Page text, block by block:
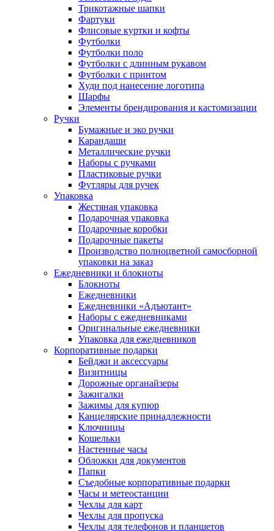
Трикотажные шапки
Фартуки
Флисовые куртки и кофты
Футболки
Футболки поло
Футболки с длинным рукавом
Футболки с принтом
Худи под нанесение логотипа
Шарфы
Элементы брендирования и кастомизации
Ручки
Бумажные и эко ручки
Карандаши
Металлические ручки
Наборы с ручками
Пластиковые ручки
Футляры для ручек
Упаковка
Жестяная упаковка
Подарочная упаковка
Подарочные коробки
Подарочные пакеты
Производство полноцветной самосборной
упаковки на заказ
Ежедневники и блокноты
Блокноты
Ежедневники
Ежедневники «Адъютант»
Наборы с ежедневниками
Оригинальные ежедневники
Упаковка для ежедневников
Корпоративные подарки
Бейджи и аксессуары
Визитницы
Дорожные органайзеры
Зажигалки
Зажимы для купюр
Канцелярские принадлежности
Ключницы
Кошельки
Настенные часы
Обложки для документов
Папки
Съедобные корпоративные подарки
Часы и метеостанции
Чехлы для карт
Чехлы для пропуска
Чехлы для телефонов и планшетов